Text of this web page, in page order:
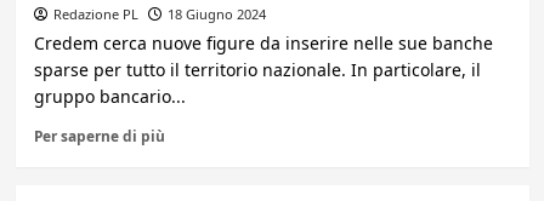
Redazione PL 18 Giugno 2024
Credem cerca nuove figure da inserire nelle sue banche
sparse per tutto il territorio nazionale. In particolare, il
gruppo bancario...
Per saperne di più